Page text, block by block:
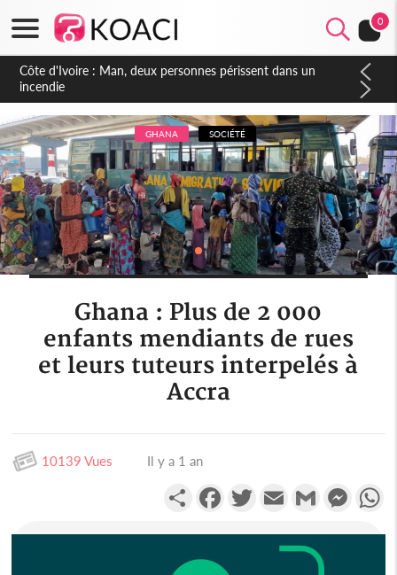
0
Côte d'Ivoire : Séileu, la célébration de la fête nationale
transformée en vaste campagne contre les produits
dépigmentants dangereux
GHANA SOCIÉTÉ
Ghana : Plus de 2 000
enfants mendiants de rues
et leurs tuteurs interpelés à
Accra
10139 Vues Il y a 1 an
PartagerFacebookTwitterEmail Gmail